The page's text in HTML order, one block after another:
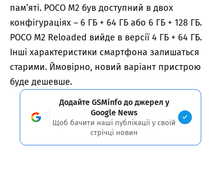
пам’яті. POCO M2 був доступний в двох
конфігураціях – 6 ГБ + 64 ГБ або 6 ГБ + 128 ГБ.
POCO M2 Reloaded вийде в версії 4 ГБ + 64 ГБ.
Інші характеристики смартфона залишаться
старими. Ймовірно, новий варіант пристрою
буде дешевше.
Додайте GSMinfo до джерел у
Google News
Щоб бачити наші публікації у своїй
стрічці новин